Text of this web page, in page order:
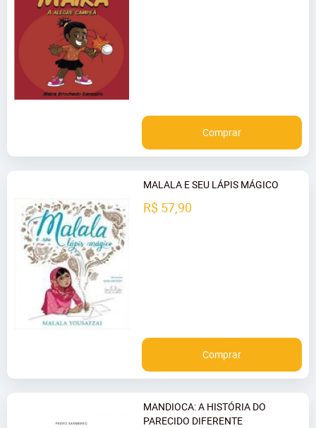
Comprar
MALALA E SEU LÁPIS MÁGICO
R$ 57,90
Comprar
MANDIOCA: A HISTÓRIA DO
PARECIDO DIFERENTE